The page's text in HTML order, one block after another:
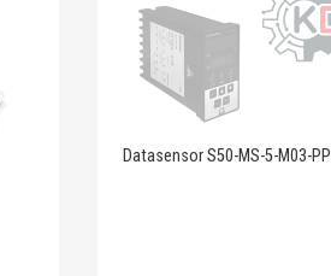
Datasensor S50-MS-5-M03-PP